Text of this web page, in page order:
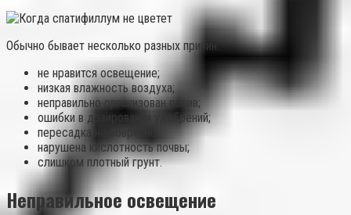
Обычно бывает несколько разных причин:
не нравится освещение;
низкая влажность воздуха;
неправильно организован полив;
ошибки в дозировании удобрений;
пересадка не вовремя;
нарушена кислотность почвы;
слишком плотный грунт.
Неправильное освещение